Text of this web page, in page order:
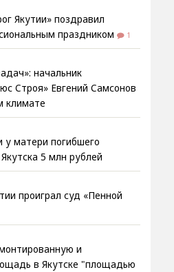
Якутии» поздравил
праздником
1
начальник
Строя» Евгений Самсонов
климате
матери погибшего
5 млн рублей
проиграл суд «Пенной
и
в Якутске "площадью